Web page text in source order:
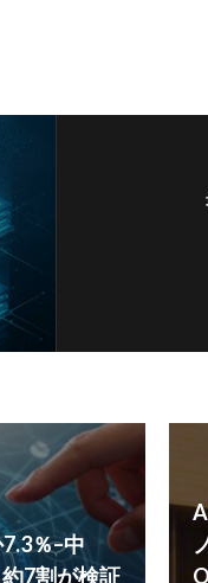
％–中
7割が検証